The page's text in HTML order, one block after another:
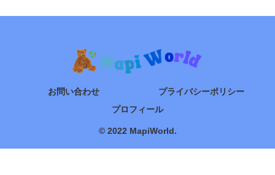
お問い合わせ
プライバシーポリシー
プロフィール
© 2022 MapiWorld.